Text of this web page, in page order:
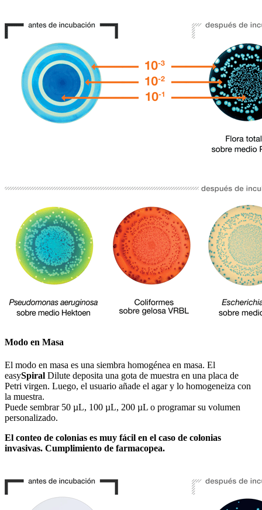
Modo en Masa
El modo en masa es una siembra homogénea en masa. El
easySpiral Dilute deposita una gota de muestra en una placa de
Petri virgen. Luego, el usuario añade el agar y lo homogeneiza con
la muestra.
Puede sembrar 50 µL, 100 µL, 200 µL o programar su volumen
personalizado.
El conteo de colonias es muy fácil en el caso de colonias
invasivas. Cumplimiento de farmacopea.